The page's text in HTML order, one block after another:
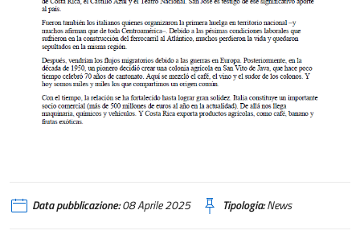
Data pubblicazione:08 Aprile 2025 Tipologia:News